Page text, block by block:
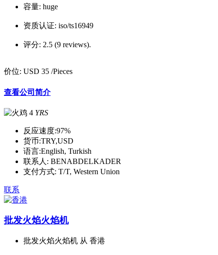
容量: huge
资质认证: iso/ts16949
评分: 2.5 (9 reviews).
价位: USD 35 /Pieces
查看公司简介
4 YRS
反应速度:97%
货币:TRY,USD
语言:English, Turkish
联系人: BENABDELKADER
支付方式: T/T, Western Union
联系
批发火焰火焰机
批发火焰火焰机 从 香港